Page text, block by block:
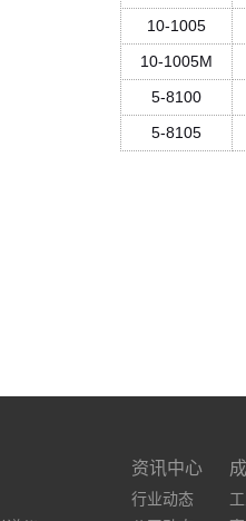
10-1005
10-1005M
5-8100
5-8105
资讯中心
行业动态